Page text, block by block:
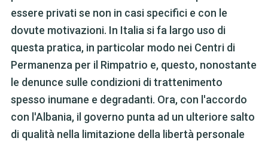
essere privati se non in casi specifici e con le
dovute motivazioni. In Italia si fa largo uso di
questa pratica, in particolar modo nei Centri di
Permanenza per il Rimpatrio e, questo, nonostante
le denunce sulle condizioni di trattenimento
spesso inumane e degradanti. Ora, con l'accordo
con l'Albania, il governo punta ad un ulteriore salto
di qualità nella limitazione della libertà personale